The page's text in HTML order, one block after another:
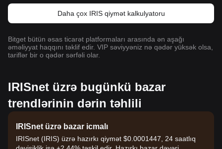
Daha çox IRIS qiymət kalkulyatoru
Bitget bütün əsas ticarət platformaları arasında ən aşağı
əməliyyat haqqını təklif edir. VIP səviyyəniz nə qədər yüksək olsa,
tariflər bir o qədər sərfəli olar.
IRISnet üzrə bugünkü bazar
trendlərinin dərin təhlili
IRISnet üzrə bazar icmalı
IRISnet (IRIS) üzrə hazırkı qiymət $0.0001447, 24 saatlıq